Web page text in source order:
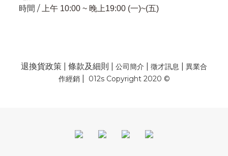
時間 / 上午 10:00 ~ 晚上19:00 (一)~(五)
退換貨政策 條款及細則 公司簡介 徵才訊息
異業合
作經銷| 012s Copyright 2020 ©